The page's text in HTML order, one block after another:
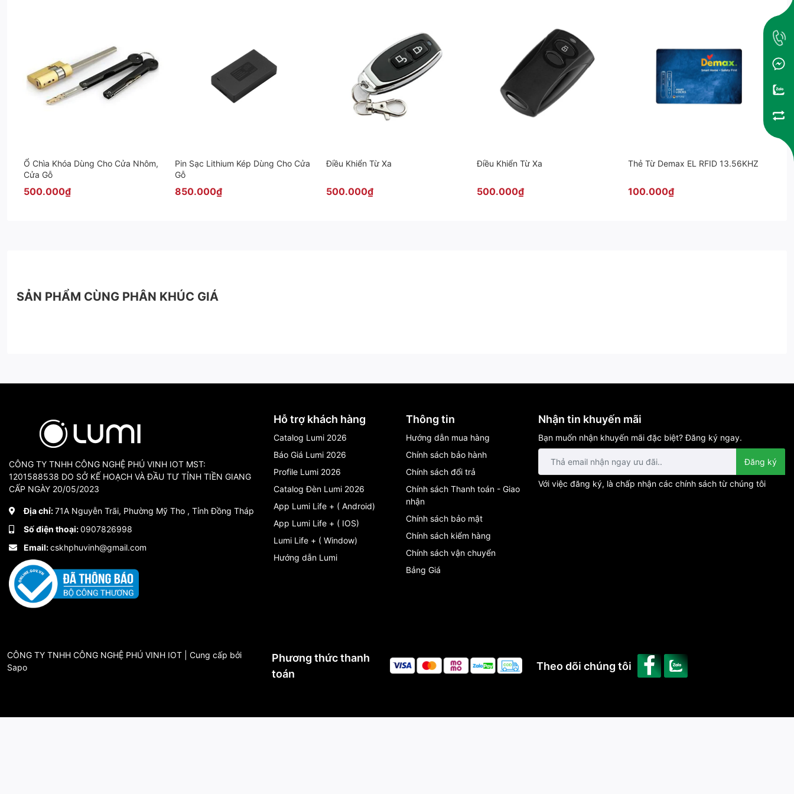
Ổ Chìa Khóa Dùng Cho Cửa Nhôm,
Cửa Gỗ
500.000₫
Pin Sạc Lithium Kép Dùng Cho Cửa
Gỗ
850.000₫
Điều Khiển Từ Xa
500.000₫
Điều Khiển Từ Xa
500.000₫
Thẻ Từ Demax EL RFID 13.56KHZ
100.000₫
SẢN PHẨM CÙNG PHÂN KHÚC GIÁ
CÔNG TY TNHH CÔNG NGHỆ PHÚ VINH IOT MST:
1201588538 DO SỞ KẾ HOẠCH VÀ ĐẦU TƯ TỈNH TIỀN GIANG
CẤP NGÀY 20/05/2023
Địa chỉ:71A Nguyễn Trãi, Phường Mỹ Tho , Tỉnh Đồng Tháp
Số điện thoại:0907826998
Email:cskhphuvinh@gmail.com
Hỗ trợ khách hàng
Catalog Lumi 2026
Báo Giá Lumi 2026
Profile Lumi 2026
Catalog Đèn Lumi 2026
App Lumi Life + ( Android)
App Lumi Life + ( IOS)
Lumi Life + ( Window)
Hướng dẫn Lumi
Thông tin
Hướng dẫn mua hàng
Chính sách bảo hành
Chính sách đổi trả
Chính sách Thanh toán - Giao
nhận
Chính sách bảo mật
Chính sách kiểm hàng
Chính sách vận chuyển
Bảng Giá
Nhận tin khuyến mãi
Bạn muốn nhận khuyến mãi đặc biệt? Đăng ký ngay.
Đăng ký
Với việc đăng ký, là chấp nhận các chính sách từ chúng tôi
CÔNG TY TNHH CÔNG NGHỆ PHÚ VINH IOT | Cung cấp bởi
Sapo
Phương thức thanh
toán
Theo dõi chúng tôi